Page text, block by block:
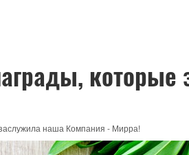
наша Компания - Мирра!